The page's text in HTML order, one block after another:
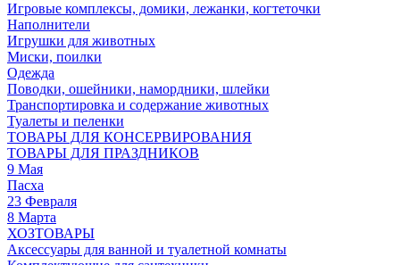
Игровые комплексы, домики, лежанки, когтеточки
Наполнители
Игрушки для животных
Миски, поилки
Одежда
Поводки, ошейники, намордники, шлейки
Транспортировка и содержание животных
Туалеты и пеленки
ТОВАРЫ ДЛЯ КОНСЕРВИРОВАНИЯ
ТОВАРЫ ДЛЯ ПРАЗДНИКОВ
9 Мая
Пасха
23 Февраля
8 Марта
ХОЗТОВАРЫ
Аксессуары для ванной и туалетной комнаты